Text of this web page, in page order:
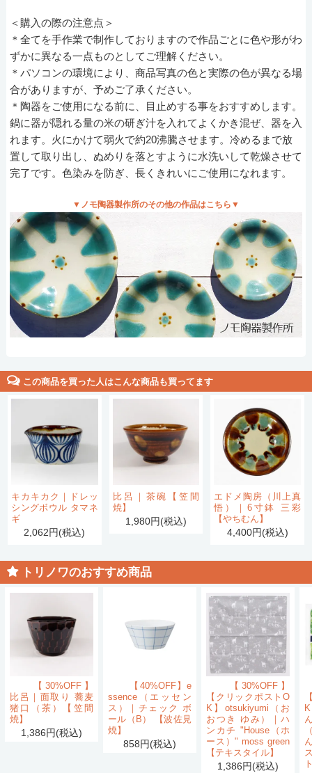
＜購入の際の注意点＞
＊全てを手作業で制作しておりますので作品ごとに色や形がわ
ずかに異なる一点ものとしてご理解ください。
＊パソコンの環境により、商品写真の色と実際の色が異なる場
合がありますが、予めご了承ください。
＊陶器をご使用になる前に、目止めする事をおすすめします。
鍋に器が隠れる量の米の研ぎ汁を入れてよくかき混ぜ、器を入
れます。火にかけて弱火で約20沸騰させます。冷めるまで放
置して取り出し、ぬめりを落とすように水洗いして乾燥させて
完了です。色染みを防ぎ、長くきれいにご使用になれます。
▼ノモ陶器製作所のその他の作品はこちら▼
この商品を買った人はこんな商品も買ってます
キカキカク｜ドレッ
シングボウル タマネ
ギ
2,062円(税込)
比呂｜茶碗【笠間
焼】
1,980円(税込)
エドメ陶房（川上真
悟）｜6寸鉢 三彩
【やちむん】
4,400円(税込)
トリノワのおすすめ商品
【30%OFF】
比呂｜面取り 蕎麦
猪口（茶）【笠間
焼】
1,386円(税込)
【40%OFF】e
ssence（エッセン
ス）｜チェック ボ
ール（B） 【波佐見
焼】
858円(税込)
【30%OFF】
【クリックポストO
K】otsukiyumi（お
おつき ゆみ）｜ハ
ンカチ "House（ホ
ース）" moss green
【テキスタイル】
1,386円(税込)